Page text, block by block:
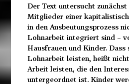
Der Text untersucht
Mitglieder einer
in den Ausbeutungsprozess
Lohnarbeit integriert sind –
Hausfrauen und Kinder. Dass
Lohnarbeit leisten, heißt
Arbeit leisten, die den
untergeordnet ist. Kinder